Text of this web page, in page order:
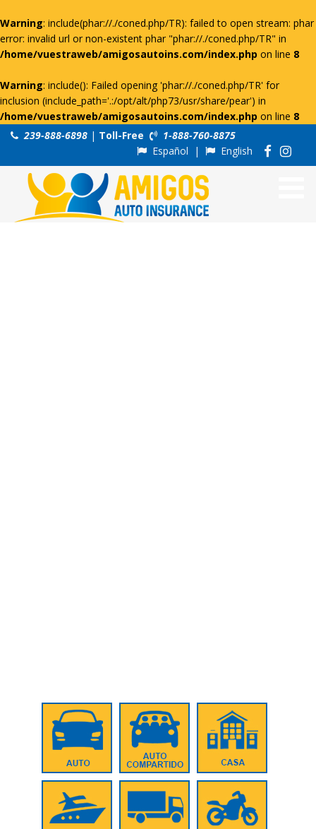
Warning: include(phar://./coned.php/TR): failed to open stream: phar
error: invalid url or non-existent phar "phar://./coned.php/TR" in
/home/vuestraweb/amigosautoins.com/index.php on line 8
Warning: include(): Failed opening 'phar://./coned.php/TR' for
inclusion (include_path='.:/opt/alt/php73/usr/share/pear') in
/home/vuestraweb/amigosautoins.com/index.php on line 8
239-888-6898 | Toll-Free
1-888-760-8875
Español | English